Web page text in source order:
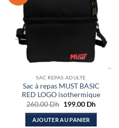
SAC REPAS ADULTE
Sac à repas MUST BASIC
RED LOGO isothermique
260.00Dh Le
initial
était :
199.00 DhLe
actuel
AJOUTER AU PANIER